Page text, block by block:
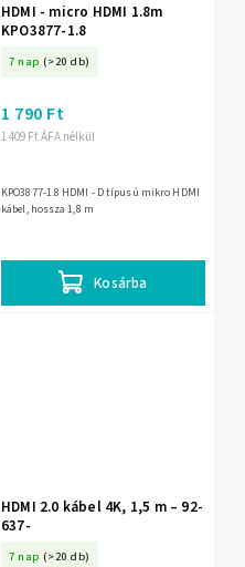
HDMI - micro HDMI 1.8m
KPO3877-1.8
7 nap (>20 db)
1 409 Ft ÁFA nélkül
1 790 Ft
Kosárba
KPO3877-1.8 HDMI - D típusú mikro HDMI
kábel, hossza 1,8 m
HDMI 2.0 kábel 4K, 1,5 m – 92-
637-
7 nap (>20 db)